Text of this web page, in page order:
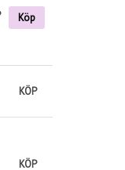
Köp
KÖP
KÖP